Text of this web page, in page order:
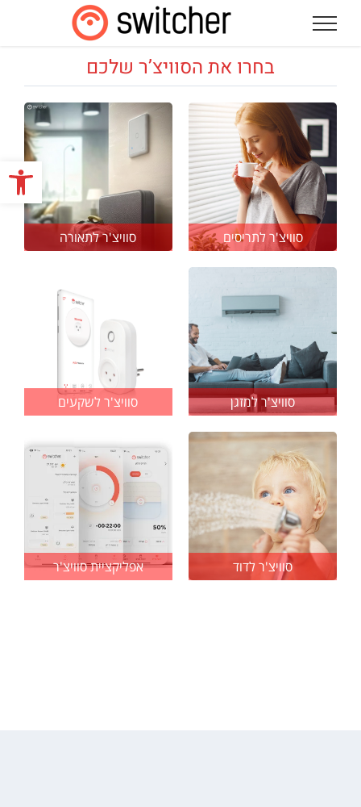
לתוכן
בחרו את הסוויצ’ר שלכם
סוויצ'ר לתריסים סוויצ'ר לתאורה
סוויצ'ר למזגן סוויצ'ר לשקעים
סוויצ'ר לדוד אפליקציית סוויצ'ר